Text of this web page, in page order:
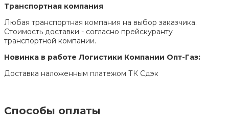
Транспортная компания
Любая транспортная компания на выбор заказчика.
Стоимость доставки - согласно прейскуранту
транспортной компании.
Новинка в работе Логистики Компании Опт-Газ:
Доставка наложенным платежом ТК Сдэк
Способы оплаты